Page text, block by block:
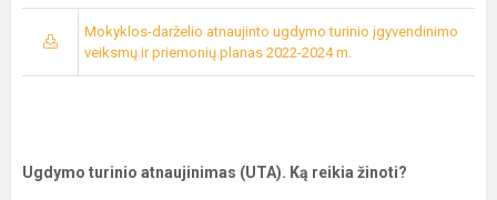
Mokyklos-darželio atnaujinto ugdymo turinio įgyvendinimo
veiksmų ir priemonių planas 2022-2024 m.
Ugdymo turinio atnaujinimas (UTA). Ką reikia žinoti?